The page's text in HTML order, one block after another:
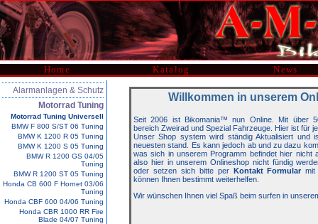
Home Katalog News
Alarmanlagen & Schutz
Motorrad Tuning
Motorrad Tuning Universell
BMW F 800 S/ST 06 Tuning
BMW K 1200 R 05 Tuning
BMW K 1200 S 05 Tuning
BMW R 1200 GS 04/05
Tuning
BMW R 1200 ST 05 Tuning
Honda CB 600 F Hornet 03/06
Tuning
Honda CBF 600 04/06 Tuning
Honda CBR 1000 RR Fire
Blade 04/07 Tuning
Willkommen in unserem
Seit 2006 ist Bikomania™ nun Online. Mit über
bereich Zweirad und Spezial Fahrzeuge. Hier ist für
Unser Shop system wird ständig Aktualisiert und
neuesten stand. Es kann jedoch ab und zu dazu
was sich in unserem Programm befindet hier nicht
also hier in unserem Onlineshop nicht fündig
oder setzen sich bitte per Kontakt Formularmit
können Ihnen bestimmt weiterhelfen.
Wir wünschen Ihnen viel Spaß beim surfen in